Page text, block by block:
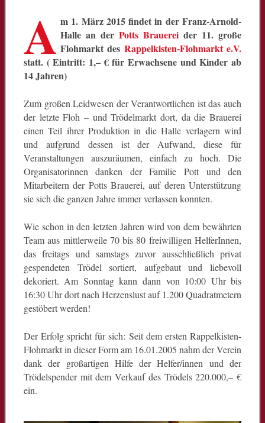
A m 1. März 2015 findet in der Franz-Arnold-
Halle an der Potts Brauerei der 11. große
Flohmarkt des Rappelkisten-Flohmarkt e.V.
statt. ( Eintritt: 1,– € für Erwachsene und Kinder ab
14 Jahren)
Zum großen Leidwesen der Verantwortlichen ist das auch
der letzte Floh – und Trödelmarkt dort, da die Brauerei
einen Teil ihrer Produktion in die Halle verlagern wird
und aufgrund dessen ist der Aufwand, diese für
Veranstaltungen auszuräumen, einfach zu hoch. Die
Organisatorinnen danken der Familie Pott und den
Mitarbeitern der Potts Brauerei, auf deren Unterstützung
sie sich die ganzen Jahre immer verlassen konnten.
Wie schon in den letzten Jahren wird von dem bewährten
Team aus mittlerweile 70 bis 80 freiwilligen HelferInnen,
das freitags und samstags zuvor ausschließlich privat
gespendeten Trödel sortiert, aufgebaut und liebevoll
dekoriert. Am Sonntag kann dann von 10:00 Uhr bis
16:30 Uhr dort nach Herzenslust auf 1.200 Quadratmetern
gestöbert werden!
Der Erfolg spricht für sich: Seit dem ersten Rappelkisten-
Flohmarkt in dieser Form am 16.01.2005 nahm der Verein
dank der großartigen Hilfe der Helfer/innen und der
Trödelspender mit dem Verkauf des Trödels 220.000,– €
ein.